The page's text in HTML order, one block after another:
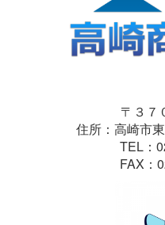
〒３７
住所：高崎市
TEL：
FAX：